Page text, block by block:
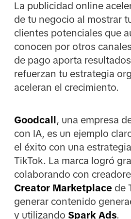
La publicidad online
de tu negocio al mostrar
clientes potenciales que
conocen por otros
de pago aporta
refuerzan tu estrategia
aceleran el crecimiento.
Goodcall, una empresa
con IA, es un ejemplo
el éxito con una
TikTok. La marca logró
colaborando con
Creator Marketplace de
generar contenido
y utilizando Spark Ads.